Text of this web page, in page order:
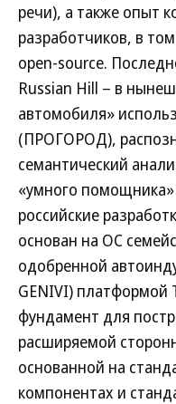
речи), а также опыт
разработчиков, в
open-source.
Russian Hill – в
автомобиля»
(ПРОГОРОД),
семантический
«умного помощника»
российские
основан на ОС
одобренной
GENIVI) платформой
фундамент для
расширяемой
основанной на
компонентах и